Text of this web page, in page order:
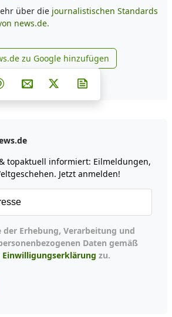
über die journalistischen Standards
news.de.
news.de zu Google
zu Google hinzufügen
Teilen auf Facebook
Teilen auf Whatsapp
Teilen auf Telegram
Teilen auf Pinterest
Per E-Mail teilen
Post auf X
topaktuell informiert: Eilmeldungen,
Jetzt anmelden!
Daten gemäß
zu.